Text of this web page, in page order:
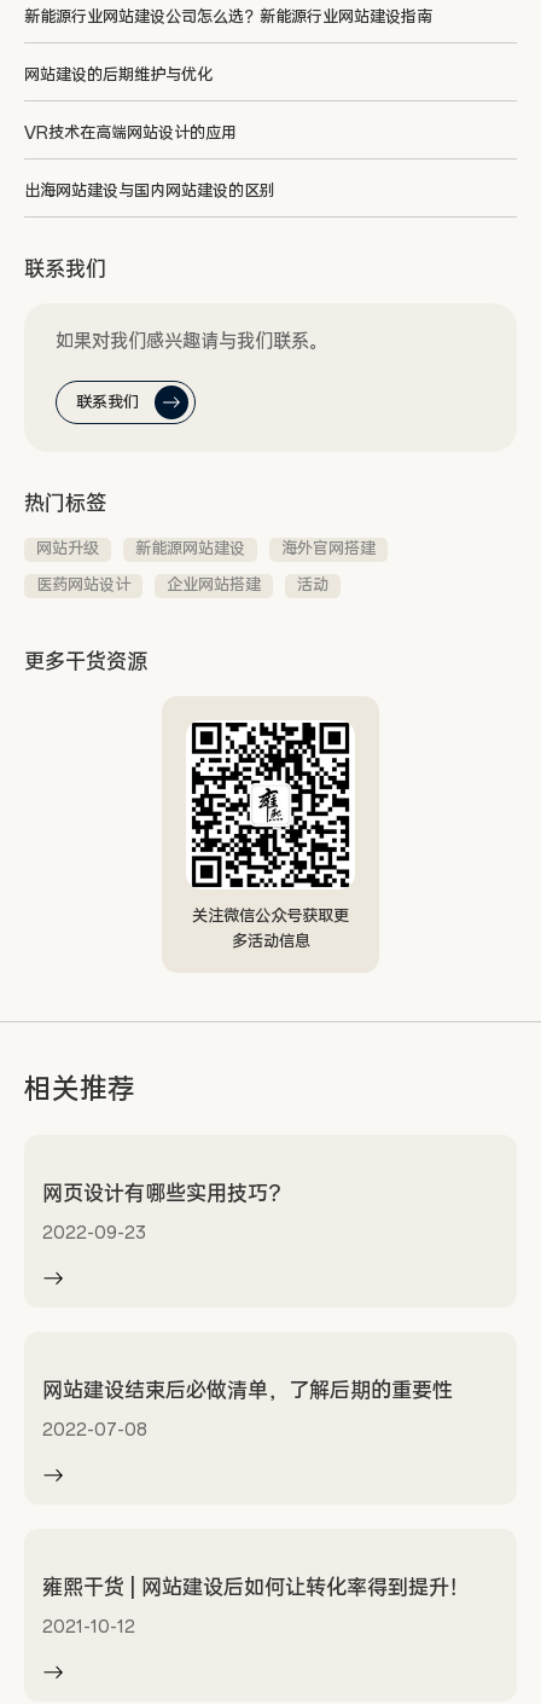
新能源行业网站建设公司怎么选？新能源行业网站建设指南
网站建设的后期维护与优化
VR技术在高端网站设计的应用
出海网站建设与国内网站建设的区别
联系我们
如果对我们感兴趣请与我们联系。
联系我们
热门标签
网站升级 新能源网站建设
海外官网搭建
医药网站设计
企业网站搭建 活动
更多干货资源
关注微信公众号获取更
多活动信息
相关推荐
网页设计有哪些实用技巧？
2022-09-23
网站建设结束后必做清单，了解后期的重要性
2022-07-08
雍熙干货 | 网站建设后如何让转化率得到提升！
2021-10-12